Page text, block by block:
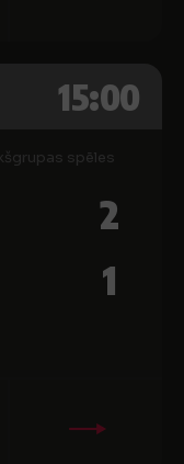
15:00
spēles
2
1